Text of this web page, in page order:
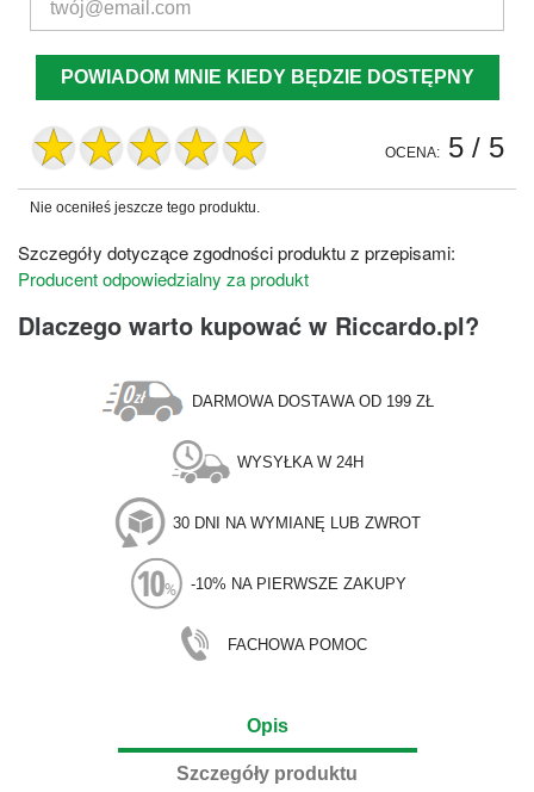
POWIADOM MNIE KIEDY BĘDZIE DOSTĘPNY
OCENA: 5 / 5
Nie oceniłeś jeszcze tego produktu.
Szczegóły dotyczące zgodności produktu z przepisami:
Producent odpowiedzialny za produkt
Dlaczego warto kupować w Riccardo.pl?
DARMOWA DOSTAWA OD 199 ZŁ
WYSYŁKA W 24H
30 DNI NA WYMIANĘ LUB ZWROT
-10% NA PIERWSZE ZAKUPY
FACHOWA POMOC
Opis
Szczegóły produktu